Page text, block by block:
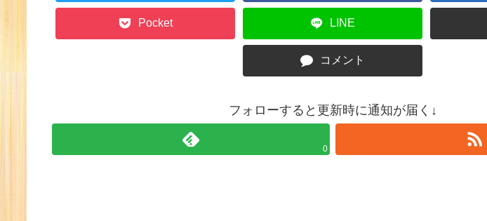
Pocket LINE
コメント
フォローすると更新時に通知が届く↓
0